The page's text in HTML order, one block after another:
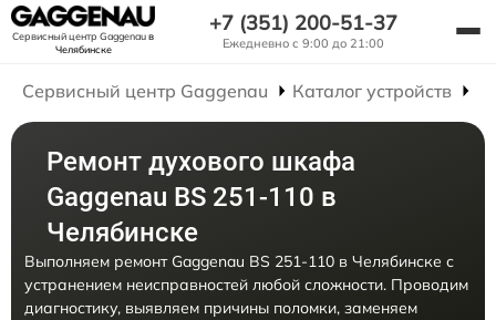
Сервисный центр Gaggenauв
Челябинске
+7 (351) 200-51-37
Ежедневно с 9:00 до 21:00
Сервисный центр Gaggenau Каталог устройств
Ремонт духового шкафа
Gaggenau BS 251-110 в
Челябинске
Выполняем ремонт Gaggenau BS 251-110 в Челябинске с
устранением неисправностей любой сложности. Проводим
диагностику, выявляем причины поломки, заменяем